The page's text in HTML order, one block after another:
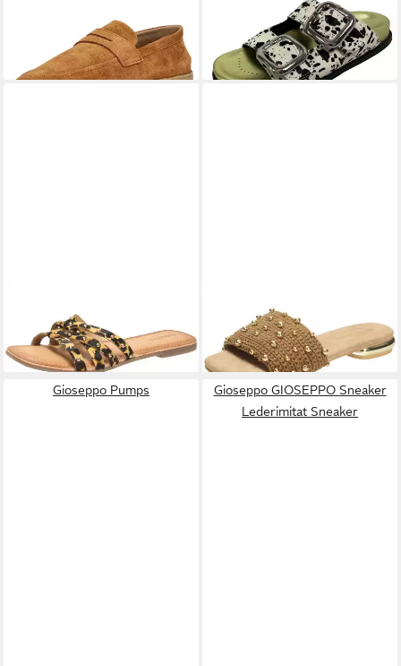
49,95 € UVP74,95 €
-33%
74,95 €
Gioseppo Pumps
Gioseppo GIOSEPPO Sneaker
Lederimitat Sneaker